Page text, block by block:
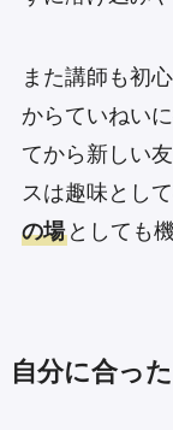
また講師も初
からていねい
てから新しい
スは趣味とし
の場としても
自分に合っ